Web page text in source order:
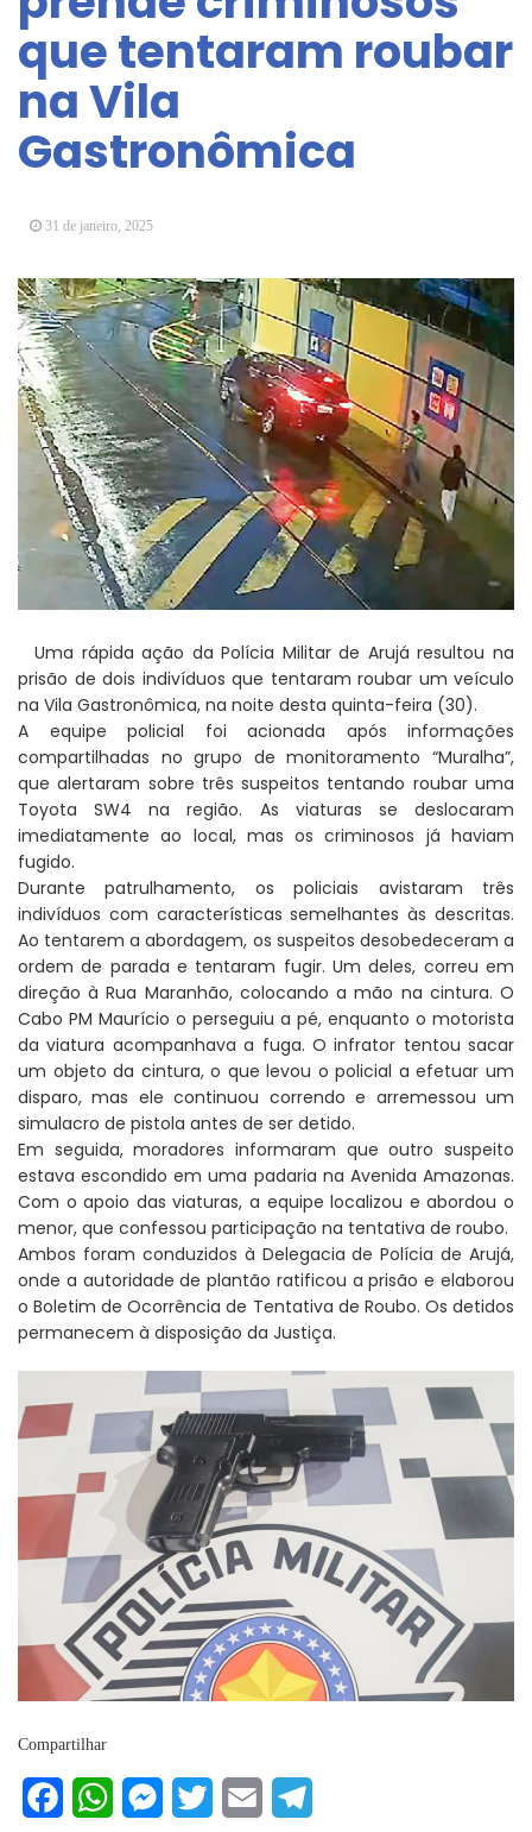
Vereadores Mirins iniciam jornada no Legislativo
com participação em Sessão Simulada
CONDEMAT+ e Sesc Mogi das Cruzes
promovem palestra sobre diversidade e inclusão no
mercado de trabalho
que tentaram roubar
na Vila
Gastronômica
31 de janeiro, 2025
Uma rápida ação da Polícia Militar de Arujá resultou na
prisão de dois indivíduos que tentaram roubar um veículo
na Vila Gastronômica, na noite desta quinta-feira (30).
A equipe policial foi acionada após informações
compartilhadas no grupo de monitoramento “Muralha”,
que alertaram sobre três suspeitos tentando roubar uma
Toyota SW4 na região. As viaturas se deslocaram
imediatamente ao local, mas os criminosos já haviam
fugido.
Durante patrulhamento, os policiais avistaram três
indivíduos com características semelhantes às descritas.
Ao tentarem a abordagem, os suspeitos desobedeceram a
ordem de parada e tentaram fugir. Um deles, correu em
direção à Rua Maranhão, colocando a mão na cintura. O
Cabo PM Maurício o perseguiu a pé, enquanto o motorista
da viatura acompanhava a fuga. O infrator tentou sacar
um objeto da cintura, o que levou o policial a efetuar um
disparo, mas ele continuou correndo e arremessou um
simulacro de pistola antes de ser detido.
Em seguida, moradores informaram que outro suspeito
estava escondido em uma padaria na Avenida Amazonas.
Com o apoio das viaturas, a equipe localizou e abordou o
menor, que confessou participação na tentativa de roubo.
Ambos foram conduzidos à Delegacia de Polícia de Arujá,
onde a autoridade de plantão ratificou a prisão e elaborou
o Boletim de Ocorrência de Tentativa de Roubo. Os detidos
permanecem à disposição da Justiça.
Compartilhar
FacebookWhatsAppMessenger
Twitter Email